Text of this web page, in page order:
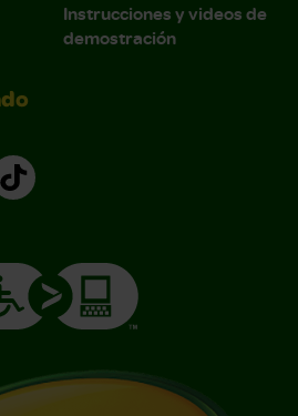
Instrucciones y videos de
demostración
inglés)(en inglés)
TikTok